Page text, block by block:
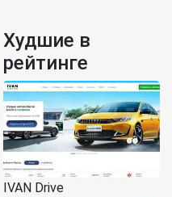
Худшие в
рейтинге
IVAN Drive